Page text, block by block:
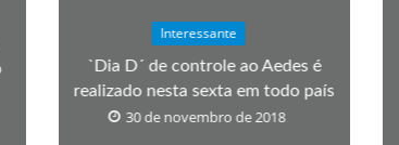
Interessante
`Dia D´ de controle ao Aedes é
realizado nesta sexta em todo país
30 de novembro de 2018